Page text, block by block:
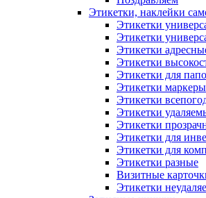
Этикетки, наклейки
Этикетки
Этикетки
Этикетки
Этикетки
Этикетки для
Этикетки маркеры
Этикетки
Этикетки
Этикетки
Этикетки для
Этикетки для
Этикетки разные
Визитные
Этикетки